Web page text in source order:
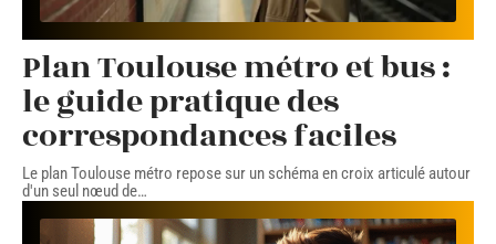
Plan Toulouse métro et bus :
le guide pratique des
correspondances faciles
Le plan Toulouse métro repose sur un schéma en croix articulé autour
d'un seul nœud de…